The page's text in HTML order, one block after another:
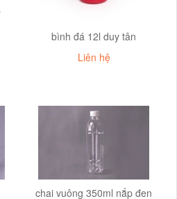
bình đá 12l duy tân
Liên hệ
chai vuông 350ml nắp đen